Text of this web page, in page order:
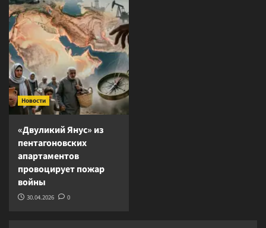
Новости
«Двуликий Янус» из
пентагоновских
апартаментов
провоцирует пожар
войны
30.04.2026 0